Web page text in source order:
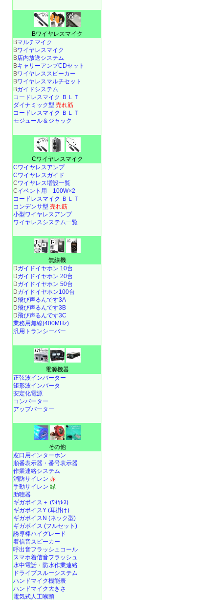
Bワイヤレスマイク
Bマルチマイク
Bワイヤレスマイク
B店内放送システム
BキャリーアンプCDセット
Bワイヤレススピーカー
Bワイヤレスマルチセット
Bガイドシステム
コードレスマイク ＢＬＴ
ダイナミック型 売れ筋
コードレスマイク ＢＬＴ
モジュール＆ジャック
Cワイヤレスマイク
Cワイヤレスアンプ
Cワイヤレスガイド
Cワイヤレス増設一覧
Cイベント用 100W×2
コードレスマイク ＢＬＴ
コンデンサ型 売れ筋
小型ワイヤレスアンプ
ワイヤレスシステム一覧
無線機
Dガイドイヤホン 10台
Dガイドイヤホン 20台
Dガイドイヤホン 50台
Dガイドイヤホン100台
D飛び声るんです3A
D飛び声るんです3B
D飛び声るんです3C
業務用無線(400MHz)
汎用トランシーバー
電源機器
正弦波インバーター
矩形波インバータ
安定化電源
コンバーター
アップバーター
その他
窓口用インターホン
順番表示器・番号表示器
作業連絡システム
消防サイレン 赤
手動サイレン 緑
助聴器
ギガボイス＋ (ﾜｲﾔﾚｽ)
ギガボイスY (耳掛け)
ギガボイスN (ネック型)
ギガボイス (フルセット)
誘導棒ハイグレード
着信音スピーカー
呼出音フラッシュコール
スマホ着信音フラッシュ
水中電話 ・ 防水作業連絡
ドライブスルーシステム
ハンドマイク機能表
ハンドマイク大きさ
電気式人工喉頭